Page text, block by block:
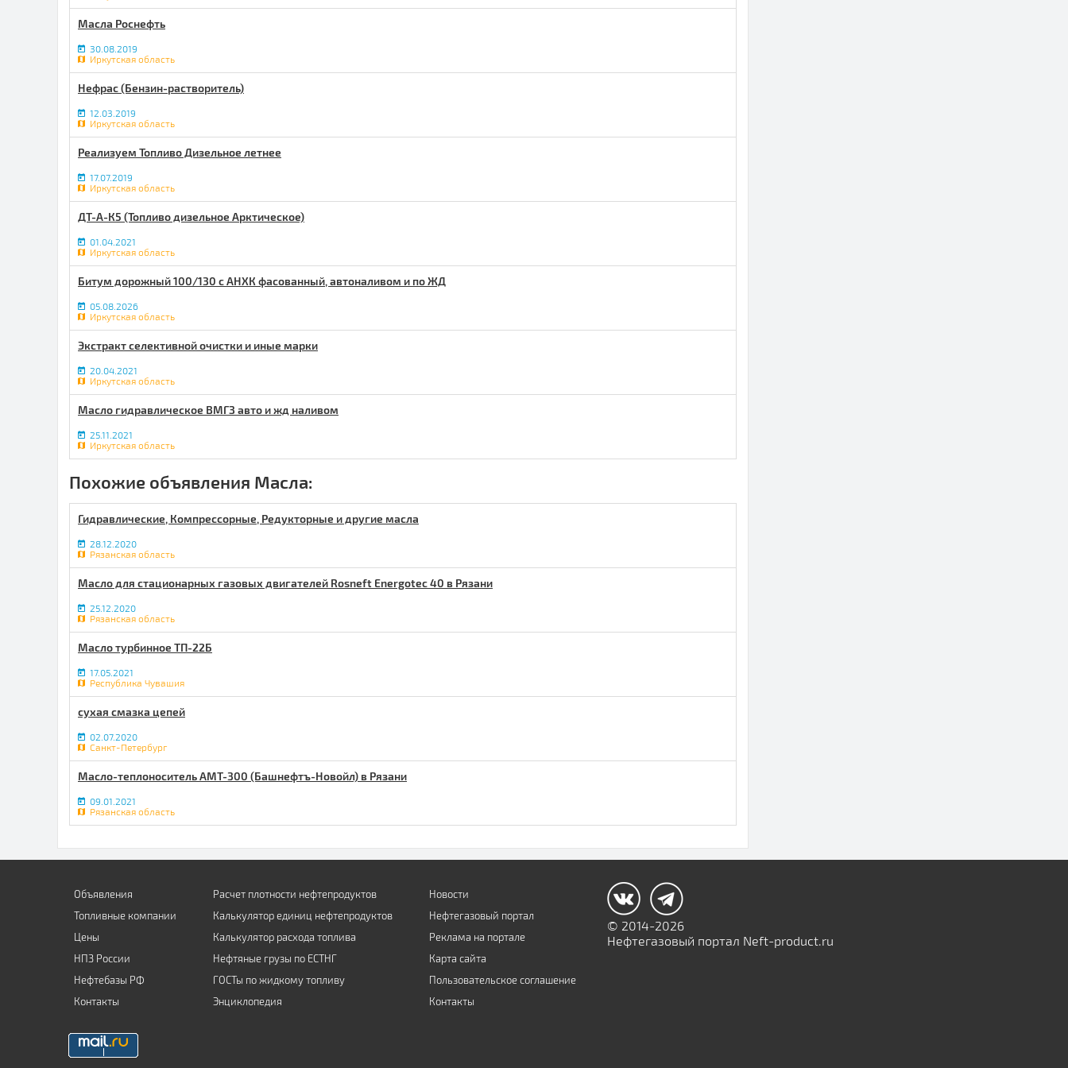
Масла Роснефть
30.08.2019
Иркутская область
Нефрас (Бензин-растворитель)
12.03.2019
Иркутская область
Реализуем Топливо Дизельное летнее
17.07.2019
Иркутская область
ДТ-А-К5 (Топливо дизельное Арктическое)
01.04.2021
Иркутская область
Битум дорожный 100/130 с АНХК фасованный, автоналивом и по ЖД
05.08.2026
Иркутская область
Экстракт селективной очистки и иные марки
20.04.2021
Иркутская область
Масло гидравлическое ВМГЗ авто и жд наливом
25.11.2021
Иркутская область
Похожие объявления Масла:
Гидравлические, Компрессорные, Редукторные и другие масла
28.12.2020
Рязанская область
Масло для стационарных газовых двигателей Rosneft Energotec 40 в Рязани
25.12.2020
Рязанская область
Масло турбинное ТП-22Б
17.05.2021
Республика Чувашия
сухая смазка цепей
02.07.2020
Санкт-Петербург
Масло-теплоноситель АМТ-300 (Башнефтъ-Новойл) в Рязани
09.01.2021
Рязанская область
Объявления
Топливные компании
Цены
НПЗ России
Нефтебазы РФ
Контакты
Расчет плотности нефтепродуктов
Калькулятор единиц нефтепродуктов
Калькулятор расхода топлива
Нефтяные грузы по ЕСТНГ
ГОСТы по жидкому топливу
Энциклопедия
Новости
Нефтегазовый портал
Реклама на портале
Карта сайта
Пользовательское соглашение
Контакты
© 2014-2026
Нефтегазовый портал Neft-product.ru